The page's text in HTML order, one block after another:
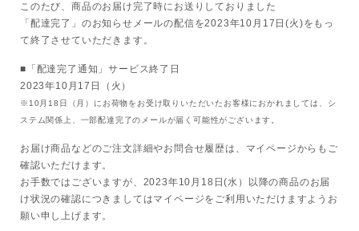
マスク・スペシャルケア
ボディケア
美容液
化粧下地
サービス SERVICE
このたび、商品のお届け完了時にお送りしておりました
「配達完了」のお知らせメールの配信を2023年10月17日(火)をもっ
て終了させていただきます。
■「配達完了通知」サービス終了日
2023年10月17日（火）
※10月18日（月）にお荷物をお受け取りいただいたお客様におかれましては、シ
ステム関係上、一部配達完了のメールが届く可能性がございます。
お届け商品などのご注文詳細やお問合せ履歴は、マイページからもご
確認いただけます。
お手数ではございますが、2023年10月18日(水）以降の商品のお届
け状況の確認につきましてはマイページをご利用いただけますようお
願い申し上げます。